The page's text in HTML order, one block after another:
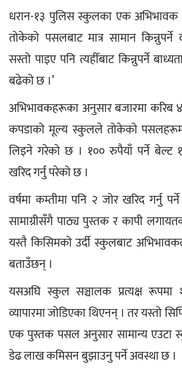
धरान-१३ पुलिस स्कुलका एक
तोकेको पसलबाट मात्र सामान किन्नुपर्ने
सस्तो पाइए पनि त्यहीँबाट किन्नुपर्ने
बढेको छ ।’
अभिभावकहरूका अनुसार बजारमा करिब
कपडाको मूल्य स्कुलले तोकेको
लिइने गरेको छ । १०० रुपैयाँ पर्ने बेल्ट
खरिद गर्नु परेको छ ।
वर्षमा कम्तीमा पनि २ जोर खरिद गर्नु
सामाग्रीसँगै पाठ्य पुस्तक र कापी
यस्तै किसिमको उर्दी स्कुलबाट
बताउँछन् ।
यसअघि स्कुल सञ्चालक प्रत्यक्ष रूपमा
व्यापारमा जोडिएका थिएनन् । तर यस्तो
एक पुस्तक पसल अनुसार सामान्य एउटा
डेढ लाख कमिसन बुझाउनु पर्ने अवस्था छ ।